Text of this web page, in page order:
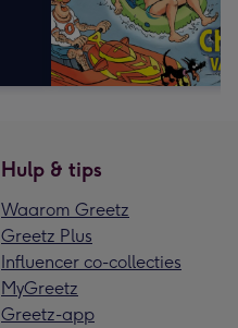
Hulp & tips
Waarom Greetz
Greetz Plus
Influencer co-collecties
MyGreetz
Greetz-app